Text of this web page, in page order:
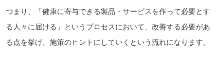
つまり、「健康に寄与できる製品・サービスを作って必要とす
る人々に届ける」というプロセスにおいて、改善する必要があ
る点を挙げ、施策のヒントにしていくという流れになります。